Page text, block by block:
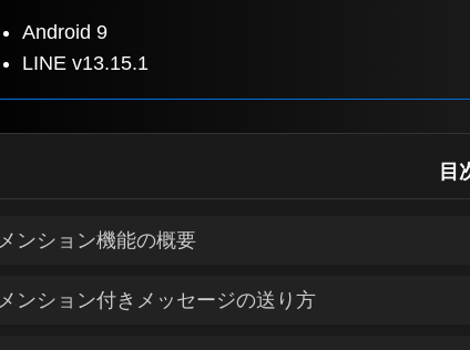
Android 9
LINE v13.15.1
目
メンション機能の概要
メンション付きメッセージの送り方